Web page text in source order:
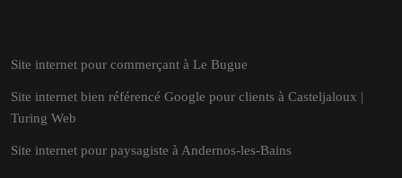
Site internet pour commerçant à Le Bugue
Site internet bien référencé Google pour clients à Casteljaloux |
Turing Web
Site internet pour paysagiste à Andernos-les-Bains